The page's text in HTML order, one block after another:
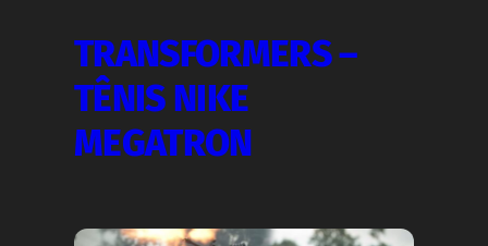
TRANSFORMERS –
TÊNIS NIKE
MEGATRON